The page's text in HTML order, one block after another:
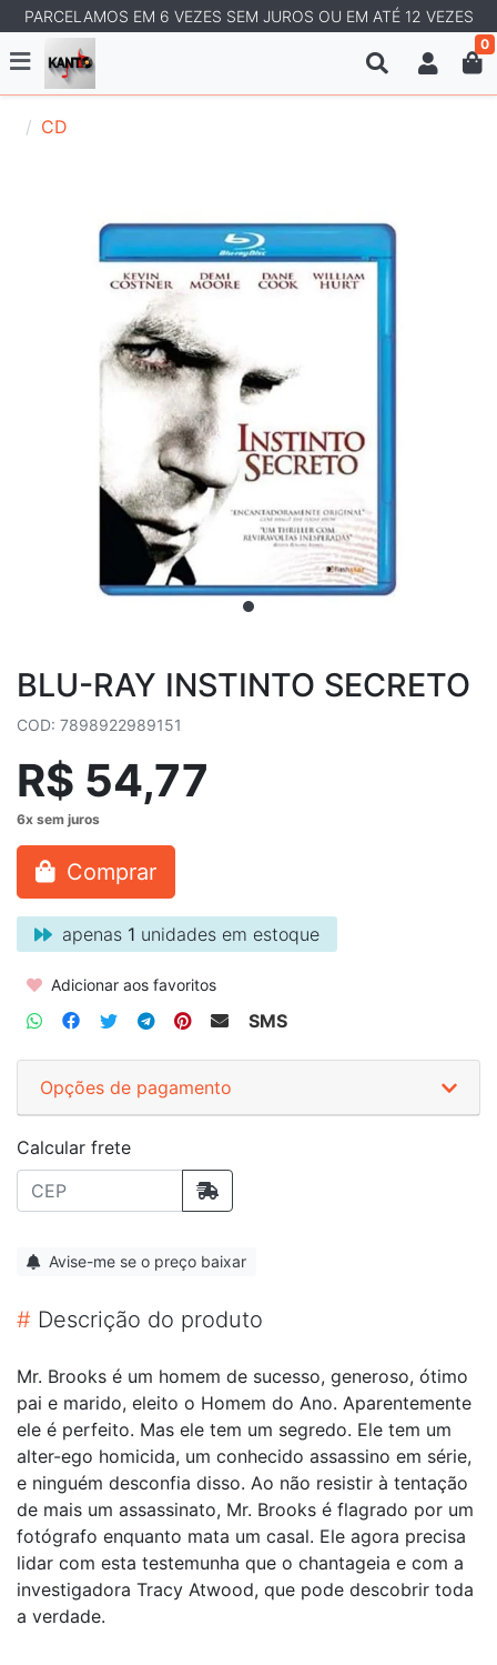
PARCELAMOS EM 6 VEZES SEM JUROS OU EM ATÉ 12 VEZES
0
CD
BLU-RAY INSTINTO SECRETO
COD: 7898922989151
R$ 54,77
Comprar
apenas 1 unidades em estoque
Adicionar aos favoritos
SMS
Opções de pagamento
Calcular frete
Avise-me se o preço baixar
# Descrição do produto
Mr. Brooks é um homem de sucesso, generoso, ótimo
pai e marido, eleito o Homem do Ano. Aparentemente
ele é perfeito. Mas ele tem um segredo. Ele tem um
alter-ego homicida, um conhecido assassino em série,
e ninguém desconfia disso. Ao não resistir à tentação
de mais um assassinato, Mr. Brooks é flagrado por um
fotógrafo enquanto mata um casal. Ele agora precisa
lidar com esta testemunha que o chantageia e com a
investigadora Tracy Atwood, que pode descobrir toda
a verdade.